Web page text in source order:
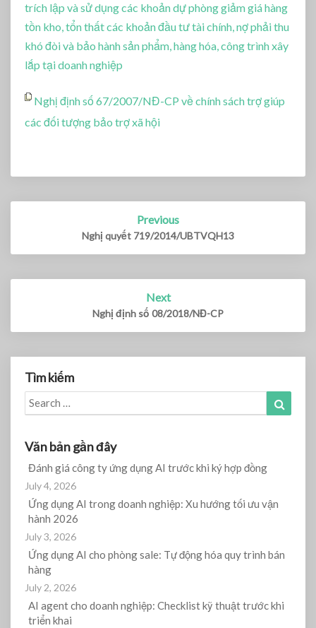
trích lập và sử dụng các khoản dự phòng giảm giá hàng
tồn kho, tổn thất các khoản đầu tư tài chính, nợ phải thu
khó đòi và bảo hành sản phẩm, hàng hóa, công trình xây
lắp tại doanh nghiệp
Nghị định số 67/2007/NĐ-CP về chính sách trợ giúp
các đối tượng bảo trợ xã hội
navigation
Previous
Nghị quyết 719/2014/UBTVQH13
Next
Nghị định số 08/2018/NĐ-CP
Tìm kiếm
Search
for:
Văn bản gần đây
Đánh giá công ty ứng dụng AI trước khi ký hợp đồng
July 4, 2026
Ứng dụng AI trong doanh nghiệp: Xu hướng tối ưu vận
hành 2026
July 3, 2026
Ứng dụng AI cho phòng sale: Tự động hóa quy trình bán
hàng
July 2, 2026
AI agent cho doanh nghiệp: Checklist kỹ thuật trước khi
triển khai